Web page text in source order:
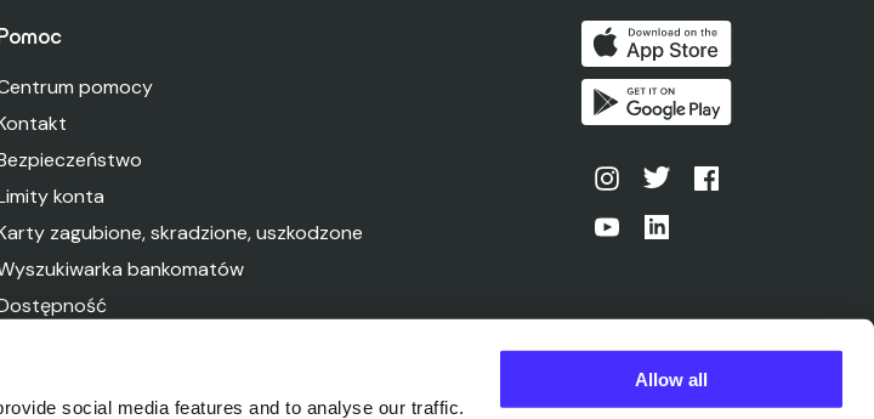
social media features and to analyse our traffic.
Allow all
pomocy
konta
zagubione, skradzione, uszkodzone
bankomatów